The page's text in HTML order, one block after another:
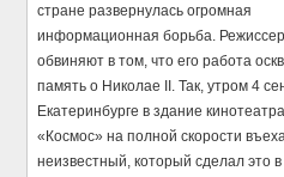
стране развернулась огромная
информационная борьба.
обвиняют в том, что его работа
память о Николае II. Так, утром 4
Екатеринбурге в здание кинотеатра
«Космос» на полной скорости
неизвестный, который сделал это в